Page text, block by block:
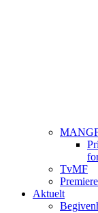
TvMF
Aktuelt